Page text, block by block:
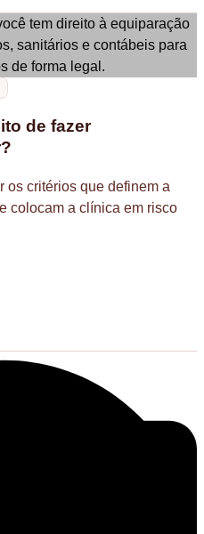
de fazer
os critérios que definem a
colocam a clínica em risco